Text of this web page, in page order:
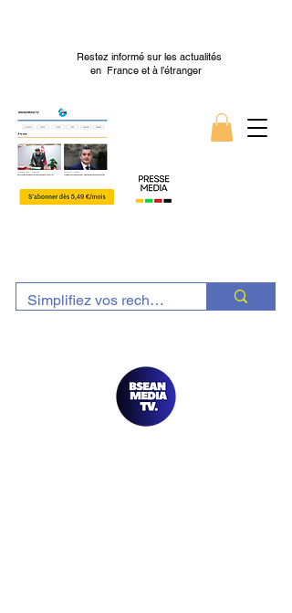
Restez informé sur les actualités
en France et à l’étranger